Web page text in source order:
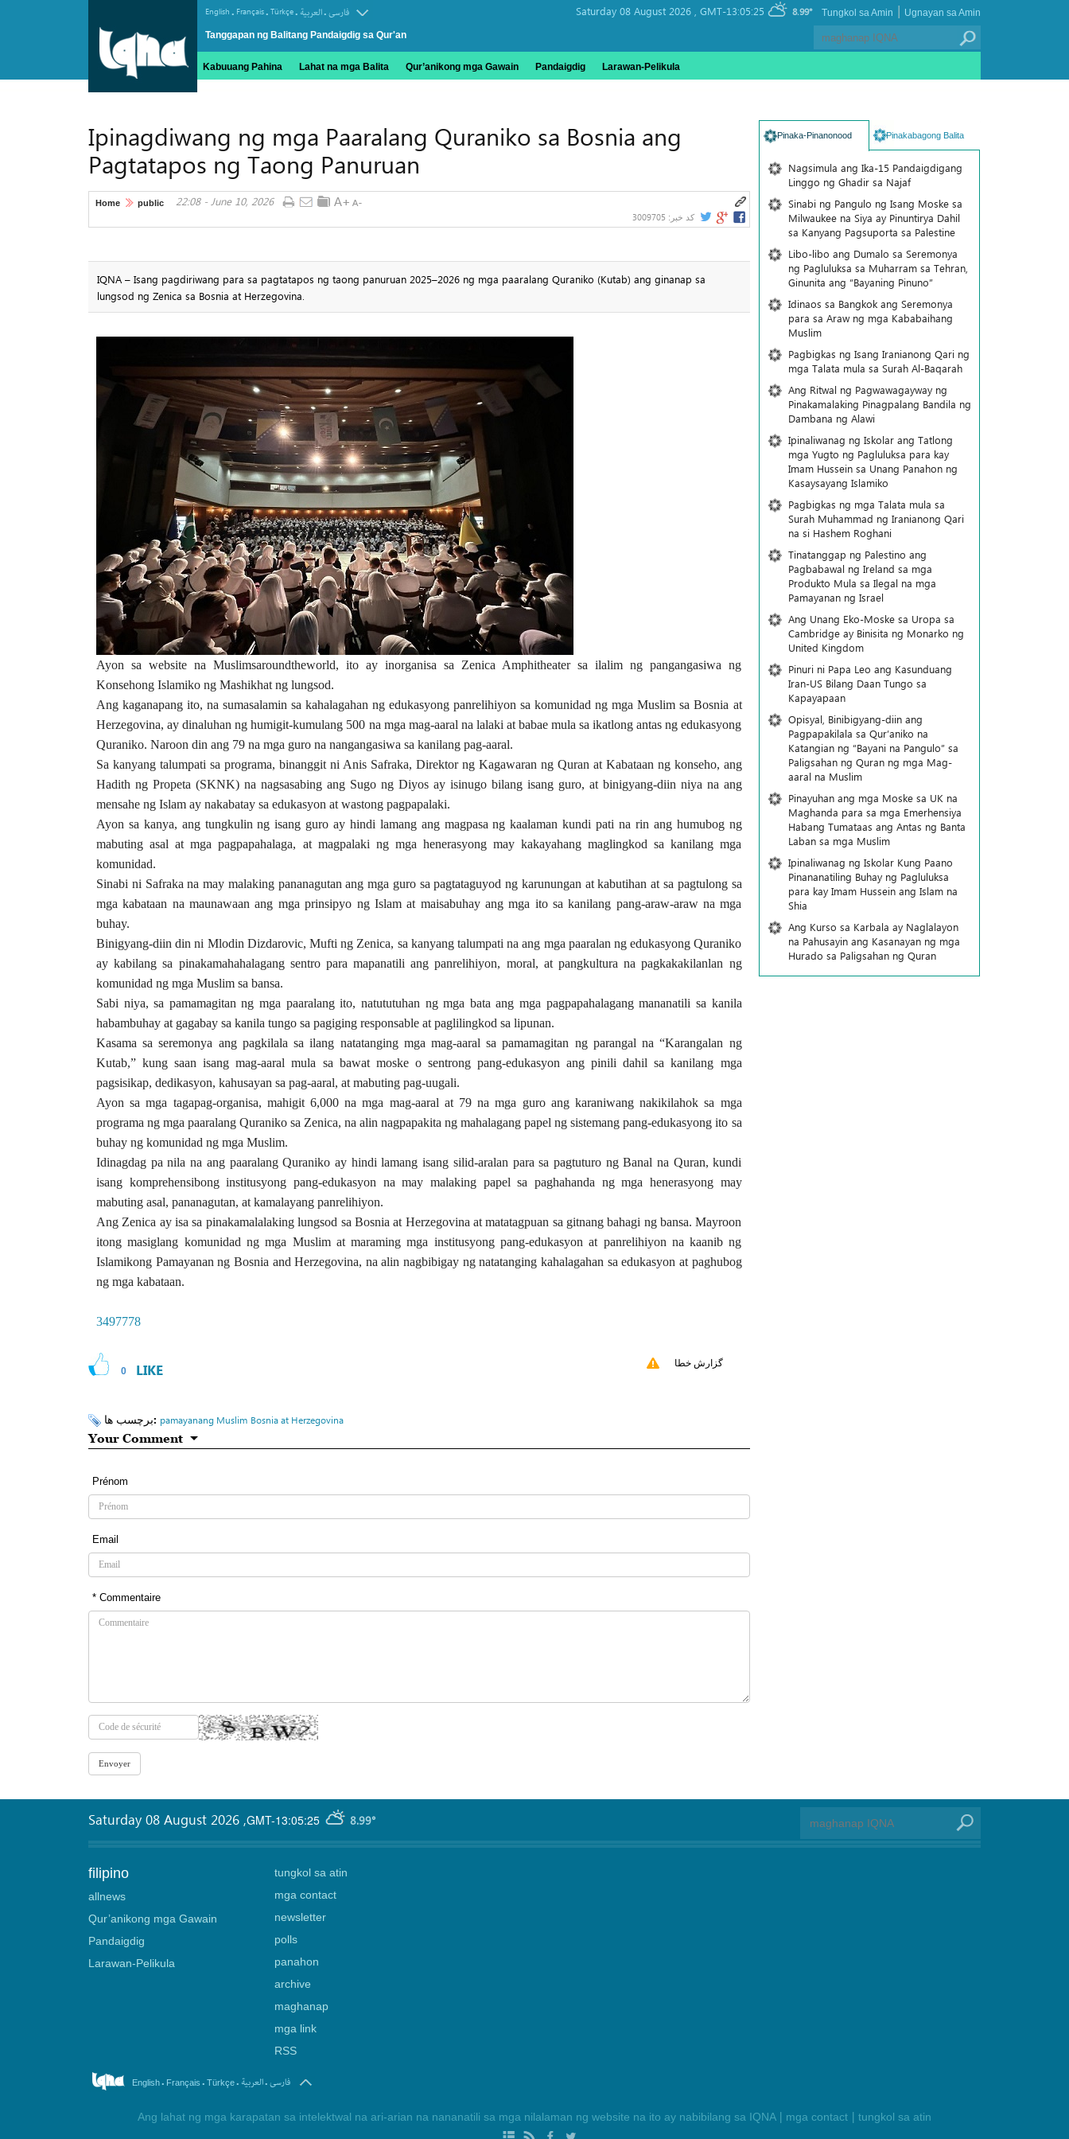
English . Français. Türkçe. العربیة.فارسی
Tanggapan ng Balitang Pandaigdig sa Qur'an
Saturday 08 August 2026 , GMT-13:05:25 8.99° Ugnayan sa Amin
|
Tungkol sa Amin
Kabuuang Pahina Lahat na mga Balita Qur’anikong mga Gawain Pandaigdig Larawan-Pelikula
Ipinagdiwang ng mga Paaralang Quraniko sa Bosnia ang
Pagtatapos ng Taong Panuruan
Home public 22:08 - June 10, 2026
کد خبر: 3009705
IQNA – Isang pagdiriwang para sa pagtatapos ng taong panuruan 2025–2026 ng mga paaralang Quraniko (Kutab) ang ginanap sa
lungsod ng Zenica sa Bosnia at Herzegovina.
Ayon sa website na Muslimsaroundtheworld, ito ay inorganisa sa Zenica Amphitheater sa ilalim ng pangangasiwa ng
Konsehong Islamiko ng Mashikhat ng lungsod.
Ang kaganapang ito, na sumasalamin sa kahalagahan ng edukasyong panrelihiyon sa komunidad ng mga Muslim sa Bosnia at
Herzegovina, ay dinaluhan ng humigit-kumulang 500 na mga mag-aaral na lalaki at babae mula sa ikatlong antas ng edukasyong
Quraniko. Naroon din ang 79 na mga guro na nangangasiwa sa kanilang pag-aaral.
Sa kanyang talumpati sa programa, binanggit ni Anis Safraka, Direktor ng Kagawaran ng Quran at Kabataan ng konseho, ang
Hadith ng Propeta (SKNK) na nagsasabing ang Sugo ng Diyos ay isinugo bilang isang guro, at binigyang-diin niya na ang
mensahe ng Islam ay nakabatay sa edukasyon at wastong pagpapalaki.
Ayon sa kanya, ang tungkulin ng isang guro ay hindi lamang ang magpasa ng kaalaman kundi pati na rin ang humubog ng
mabuting asal at mga pagpapahalaga, at magpalaki ng mga henerasyong may kakayahang maglingkod sa kanilang mga
komunidad.
Sinabi ni Safraka na may malaking pananagutan ang mga guro sa pagtataguyod ng karunungan at kabutihan at sa pagtulong sa
mga kabataan na maunawaan ang mga prinsipyo ng Islam at maisabuhay ang mga ito sa kanilang pang-araw-araw na mga
buhay.
Binigyang-diin din ni Mlodin Dizdarovic, Mufti ng Zenica, sa kanyang talumpati na ang mga paaralan ng edukasyong Quraniko
ay kabilang sa pinakamahahalagang sentro para mapanatili ang panrelihiyon, moral, at pangkultura na pagkakakilanlan ng
komunidad ng mga Muslim sa bansa.
Sabi niya, sa pamamagitan ng mga paaralang ito, natututuhan ng mga bata ang mga pagpapahalagang mananatili sa kanila
habambuhay at gagabay sa kanila tungo sa pagiging responsable at paglilingkod sa lipunan.
Kasama sa seremonya ang pagkilala sa ilang natatanging mga mag-aaral sa pamamagitan ng parangal na “Karangalan ng
Kutab,” kung saan isang mag-aaral mula sa bawat moske o sentrong pang-edukasyon ang pinili dahil sa kanilang mga
pagsisikap, dedikasyon, kahusayan sa pag-aaral, at mabuting pag-uugali.
Ayon sa mga tagapag-organisa, mahigit 6,000 na mga mag-aaral at 79 na mga guro ang karaniwang nakikilahok sa mga
programa ng mga paaralang Quraniko sa Zenica, na alin nagpapakita ng mahalagang papel ng sistemang pang-edukasyong ito sa
buhay ng komunidad ng mga Muslim.
Idinagdag pa nila na ang paaralang Quraniko ay hindi lamang isang silid-aralan para sa pagtuturo ng Banal na Quran, kundi
isang komprehensibong institusyong pang-edukasyon na may malaking papel sa paghahanda ng mga henerasyong may
mabuting asal, pananagutan, at kamalayang panrelihiyon.
Ang Zenica ay isa sa pinakamalalaking lungsod sa Bosnia at Herzegovina at matatagpuan sa gitnang bahagi ng bansa. Mayroon
itong masiglang komunidad ng mga Muslim at maraming mga institusyong pang-edukasyon at panrelihiyon na kaanib ng
Islamikong Pamayanan ng Bosnia and Herzegovina, na alin nagbibigay ng natatanging kahalagahan sa edukasyon at paghubog
ng mga kabataan.
3497778
0 LIKE گزارش خطا
برچسب ها: pamayanang Muslim Bosnia at Herzegovina
Your Comment
Prénom
Email
* Commentaire
Pinaka-Pinanonood Pinakabagong Balita
Nagsimula ang Ika-15 Pandaigdigang
Linggo ng Ghadir sa Najaf
Sinabi ng Pangulo ng Isang Moske sa
Milwaukee na Siya ay Pinuntirya Dahil
sa Kanyang Pagsuporta sa Palestine
Libo-libo ang Dumalo sa Seremonya
ng Pagluluksa sa Muharram sa Tehran,
Ginunita ang “Bayaning Pinuno”
Idinaos sa Bangkok ang Seremonya
para sa Araw ng mga Kababaihang
Muslim
Pagbigkas ng Isang Iranianong Qari ng
mga Talata mula sa Surah Al-Baqarah
Ang Ritwal ng Pagwawagayway ng
Pinakamalaking Pinagpalang Bandila ng
Dambana ng Alawi
Ipinaliwanag ng Iskolar ang Tatlong
mga Yugto ng Pagluluksa para kay
Imam Hussein sa Unang Panahon ng
Kasaysayang Islamiko
Pagbigkas ng mga Talata mula sa
Surah Muhammad ng Iranianong Qari
na si Hashem Roghani
Tinatanggap ng Palestino ang
Pagbabawal ng Ireland sa mga
Produkto Mula sa Ilegal na mga
Pamayanan ng Israel
Ang Unang Eko-Moske sa Uropa sa
Cambridge ay Binisita ng Monarko ng
United Kingdom
Pinuri ni Papa Leo ang Kasunduang
Iran-US Bilang Daan Tungo sa
Kapayapaan
Opisyal, Binibigyang-diin ang
Pagpapakilala sa Qur’aniko na
Katangian ng “Bayani na Pangulo” sa
Paligsahan ng Quran ng mga Mag-
aaral na Muslim
Pinayuhan ang mga Moske sa UK na
Maghanda para sa mga Emerhensiya
Habang Tumataas ang Antas ng Banta
Laban sa mga Muslim
Ipinaliwanag ng Iskolar Kung Paano
Pinananatiling Buhay ng Pagluluksa
para kay Imam Hussein ang Islam na
Shia
Ang Kurso sa Karbala ay Naglalayon
na Pahusayin ang Kasanayan ng mga
Hurado sa Paligsahan ng Quran
GMT-13:05:25 8.99°
Saturday 08 August 2026 ,
filipino
allnews
Qur’anikong mga Gawain
Pandaigdig
Larawan-Pelikula
tungkol sa atin
mga contact
newsletter
polls
panahon
archive
maghanap
mga link
RSS
English. Français . Türkçe. العربیة.فارسی
Ang lahat ng mga karapatan sa intelektwal na ari-arian na nananatili sa mga nilalaman ng website na ito ay nabibilang sa IQNA | mga contact | tungkol sa atin